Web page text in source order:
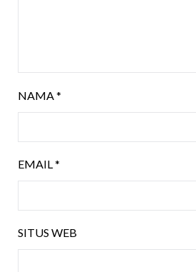
NAMA*
EMAIL*
SITUS WEB